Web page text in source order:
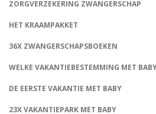
ZORGVERZEKERING ZWANGERSCHAP
HET KRAAMPAKKET
36X ZWANGERSCHAPSBOEKEN
WELKE VAKANTIEBESTEMMING MET
DE EERSTE VAKANTIE MET BABY
23X VAKANTIEPARK MET BABY